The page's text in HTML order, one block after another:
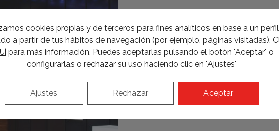
cookies propias y de terceros para fines analíticos en base a un perfil
a partir de tus hábitos de navegación (por ejemplo, páginas visitadas).
para más información. Puedes aceptarlas pulsando el botón "Aceptar" o
configurarlas o rechazar su uso haciendo clic en "Ajustes"
Aceptar
Rechazar
Ajustes